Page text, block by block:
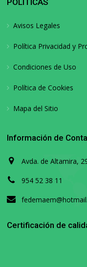
POLÍTICAS
Avisos Legales
Política Privacidad y
Condiciones de Uso
Política de Cookies
Mapa del Sitio
Información de
Avda. de Altamira,
954 52 38 11
Certificación de